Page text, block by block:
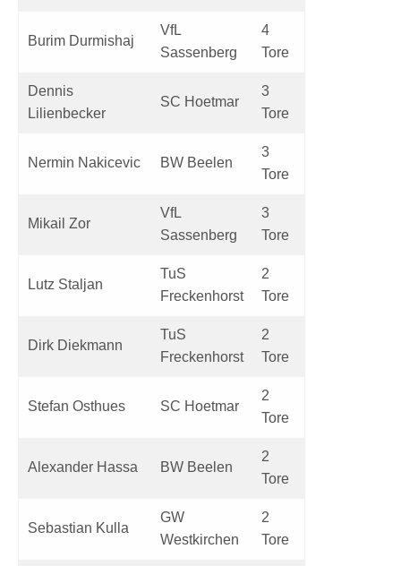
Burim Durmishaj
VfL
Sassenberg
4
Tore
Dennis
Lilienbecker
SC Hoetmar
3
Tore
Nermin Nakicevic BW Beelen
3
Tore
Mikail Zor
VfL
Sassenberg
3
Tore
Lutz Staljan
TuS
Freckenhorst
2
Tore
Dirk Diekmann
TuS
Freckenhorst
2
Tore
Stefan Osthues SC Hoetmar
2
Tore
Alexander Hassa BW Beelen
2
Tore
Sebastian Kulla
GW
Westkirchen
2
Tore